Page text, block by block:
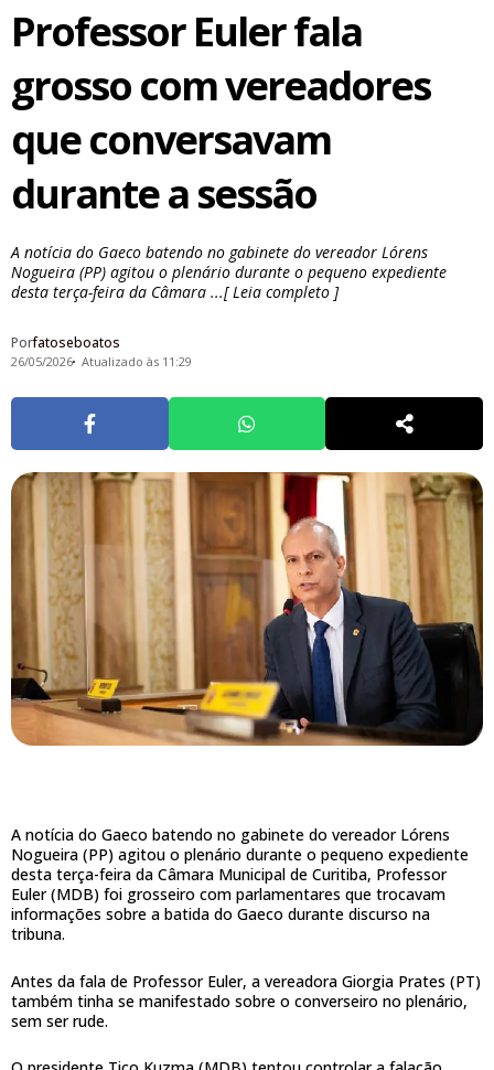
Professor Euler fala
grosso com vereadores
que conversavam
durante a sessão
A notícia do Gaeco batendo no gabinete do vereador Lórens
Nogueira (PP) agitou o plenário durante o pequeno expediente
desta terça-feira da Câmara ...[ Leia completo ]
Porfatoseboatos
26/05/2026 Atualizado às 11:29
A notícia do Gaeco batendo no gabinete do vereador Lórens
Nogueira (PP) agitou o plenário durante o pequeno expediente
desta terça-feira da Câmara Municipal de Curitiba, Professor
Euler (MDB) foi grosseiro com parlamentares que trocavam
informações sobre a batida do Gaeco durante discurso na
tribuna.
Antes da fala de Professor Euler, a vereadora Giorgia Prates (PT)
também tinha se manifestado sobre o converseiro no plenário,
sem ser rude.